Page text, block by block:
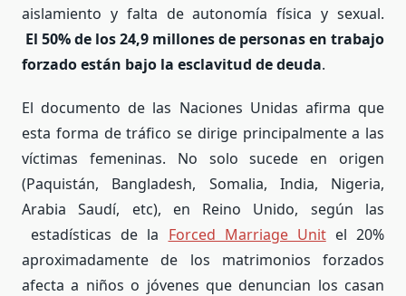
aislamiento y falta de autonomía física y sexual.
El 50% de los 24,9 millones de personas en trabajo
forzado están bajo la esclavitud de deuda.
El documento de las Naciones Unidas afirma que
esta forma de tráfico se dirige principalmente a las
víctimas femeninas. No solo sucede en origen
(Paquistán, Bangladesh, Somalia, India, Nigeria,
Arabia Saudí, etc), en Reino Unido, según las
estadísticas de la Forced Marriage Unitel 20%
aproximadamente de los matrimonios forzados
afecta a niños o jóvenes que denuncian los casan